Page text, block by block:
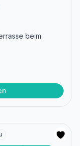
beim